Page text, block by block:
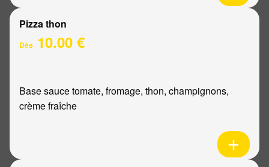
Pizza thon
Dès 10.00 €
Base sauce tomate, fromage, thon, champignons,
crème fraîche